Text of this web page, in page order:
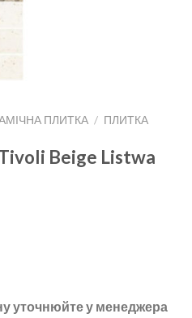
ПЛИТКА / ПЛИТКА
Beige Listwa
уточнюйте у менеджера